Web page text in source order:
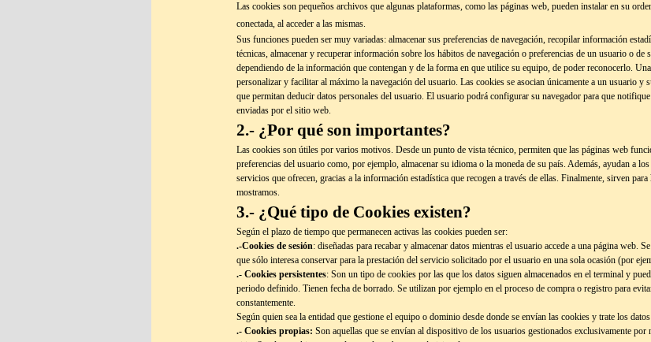
Las cookies son pequeños archivos que algunas plataformas, como las páginas web, pueden instalar en su
conectada, al acceder a las mismas.
Sus funciones pueden ser muy variadas: almacenar sus preferencias de navegación, recopilar información
técnicas, almacenar y recuperar información sobre los hábitos de navegación o preferencias de un usuario o de
dependiendo de la información que contengan y de la forma en que utilice su equipo, de poder reconocerlo.
personalizar y facilitar al máximo la navegación del usuario. Las cookies se asocian únicamente a un usuario y
que permitan deducir datos personales del usuario. El usuario podrá configurar su navegador para que
enviadas por el sitio web.
2.- ¿Por qué son importantes?
Las cookies son útiles por varios motivos. Desde un punto de vista técnico, permiten que las páginas web
preferencias del usuario como, por ejemplo, almacenar su idioma o la moneda de su país. Además, ayudan a
servicios que ofrecen, gracias a la información estadística que recogen a través de ellas. Finalmente, sirven
mostramos.
3.- ¿Qué tipo de Cookies existen?
Según el plazo de tiempo que permanecen activas las cookies pueden ser:
.-Cookies de sesión: diseñadas para recabar y almacenar datos mientras el usuario accede a una página web.
que sólo interesa conservar para la prestación del servicio solicitado por el usuario en una sola ocasión (por
.- Cookies persistentes: Son un tipo de cookies por las que los datos siguen almacenados en el terminal y
periodo definido. Tienen fecha de borrado. Se utilizan por ejemplo en el proceso de compra o registro para
constantemente.
Según quien sea la entidad que gestione el equipo o dominio desde donde se envían las cookies y trate los
.- Cookies propias: Son aquellas que se envían al dispositivo de los usuarios gestionados exclusivamente